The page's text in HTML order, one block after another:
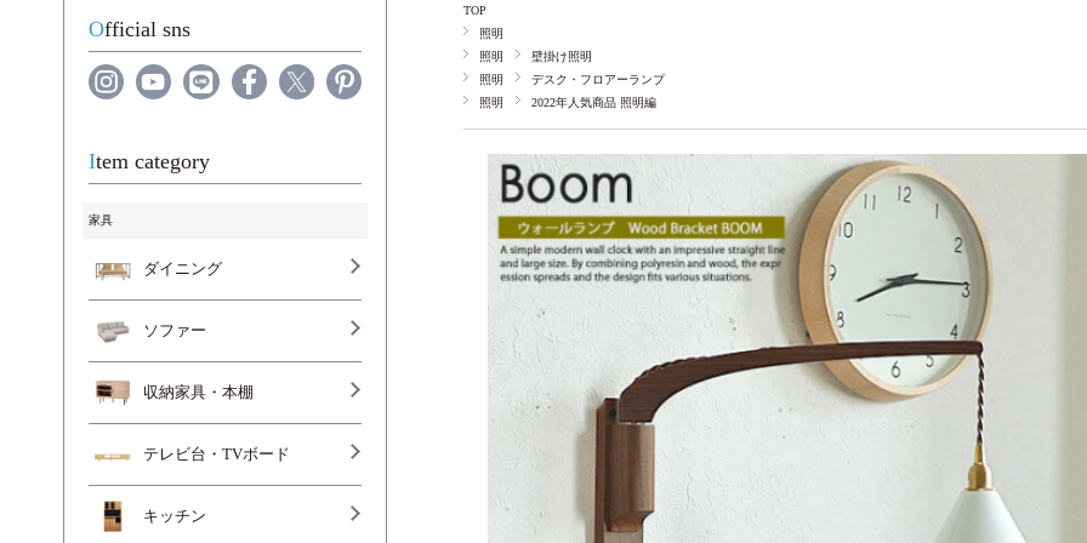
TOP
照明
照明
壁掛け照明
照明
デスク・フロアーランプ
照明
2022年人気商品 照明編
Official sns
Item category
家具
ダイニング
ソファー
収納家具・本棚
テレビ台・TVボード
キッチン